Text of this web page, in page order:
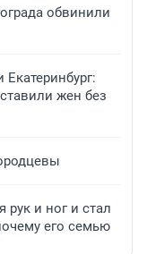
обвинили
жен без
рук и ног и стал
его семью